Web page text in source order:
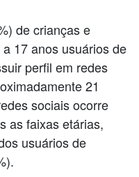
de crianças e
17 anos usuários de
perfil em redes
21
sociais ocorre
as faixas etárias,
usuários de